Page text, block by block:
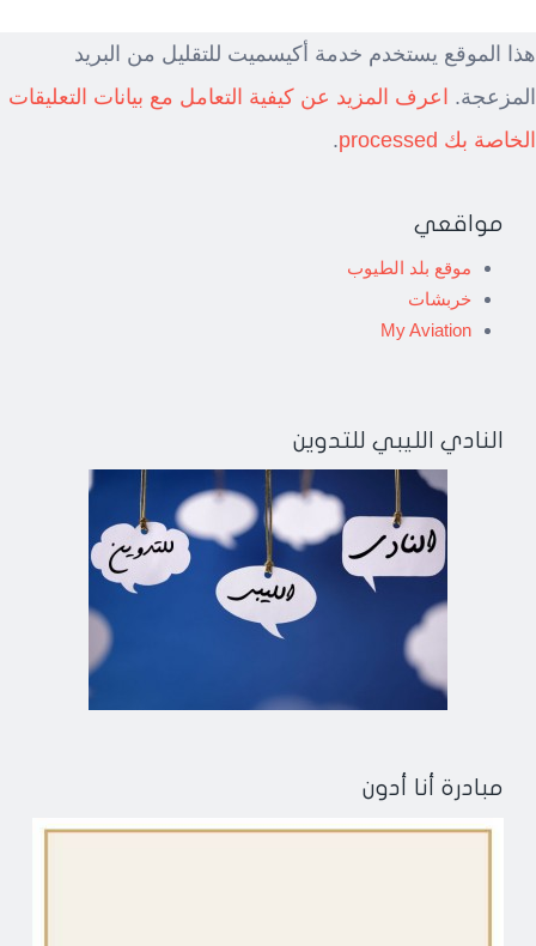
هذا الموقع يستخدم خدمة أكيسميت للتقليل من البريد
المزعجة.
اعرف المزيد عن كيفية التعامل مع بيانات التعليقات
الخاصة بك processed
.
مواقعي
موقع بلد الطيوب
خربشات
My Aviation
النادي الليبي للتدوين
مبادرة أنا أدون